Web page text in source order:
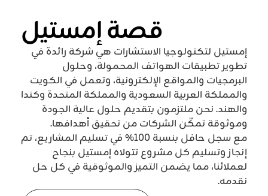
قصة إمستيل
إمستيل لتكنولوجيا الاستشارات هي شركة رائدة في
تطوير تطبيقات الهواتف المحمولة، وحلول
البرمجيات والمواقع الإلكترونية، وتعمل في الكويت
والمملكة العربية السعودية والمملكة المتحدة وكندا
والهند. نحن ملتزمون بتقديم حلول عالية الجودة
وموثوقة تمكّن الشركات من تحقيق أهدافها.
مع سجل حافل بنسبة 100٪ في تسليم المشاريع، تم
إنجاز وتسليم كل مشروع تتولاه إمستيل بنجاح
لعملائنا، مما يضمن التميز والموثوقية في كل حل
نقدمه.